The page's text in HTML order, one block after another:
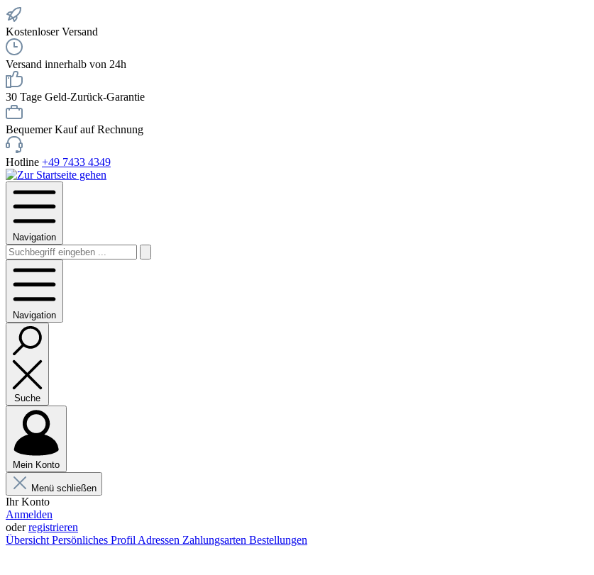
Kostenloser Versand
Versand innerhalb von 24h
30 Tage Geld-Zurück-Garantie
Bequemer Kauf auf Rechnung
Hotline +49 7433 4349
Navigation
Navigation
Suche
Mein Konto
Menü schließen
Ihr Konto
Anmelden
oderregistrieren
Übersicht Persönliches Profil Adressen Zahlungsarten Bestellungen